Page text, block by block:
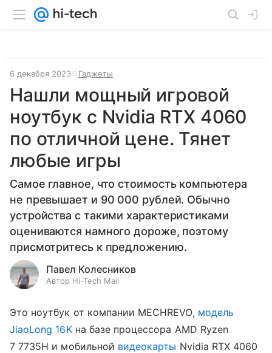
6 декабря 2023 Гаджеты
Нашли мощный игровой
ноутбук с Nvidia RTX 4060
по отличной цене. Тянет
любые игры
Самое главное, что стоимость компьютера
не превышает и 90 000 рублей. Обычно
устройства с такими характеристиками
оцениваются намного дороже, поэтому
присмотритесь к предложению.
Павел Колесников
Автор Hi-Tech Mail
Это ноутбук от компании MECHREVO, модель
JiaoLong 16Kна базе процессора AMD Ryzen
7 7735H и мобильной видеокарты Nvidia RTX 4060